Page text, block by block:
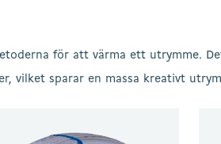
för att värma ett utrymme.
vilket sparar en massa kreativt